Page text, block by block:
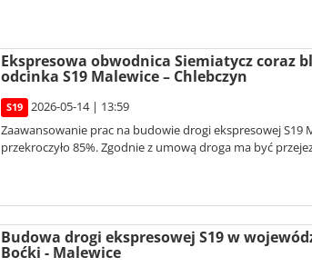
Ekspresowa obwodnica Siemiatycz coraz
odcinka S19 Malewice – Chlebczyn
S19
2026-05-14 | 13:59
Zaawansowanie prac na budowie drogi ekspresowej S19
przekroczyło 85%. Zgodnie z umową droga ma być
Budowa drogi ekspresowej S19 w
Boćki - Malewice